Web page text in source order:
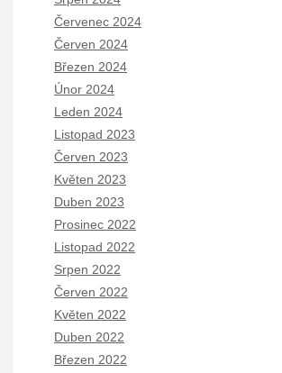
Červenec 2024
Červen 2024
Březen 2024
Únor 2024
Leden 2024
Listopad 2023
Červen 2023
Květen 2023
Duben 2023
Prosinec 2022
Listopad 2022
Srpen 2022
Červen 2022
Květen 2022
Duben 2022
Březen 2022